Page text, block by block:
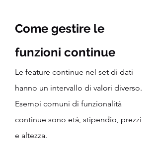
Come gestire le
funzioni continue
Le feature continue nel set di dati
hanno un intervallo di valori diverso.
Esempi comuni di funzionalità
continue sono età, stipendio, prezzi
e altezza.